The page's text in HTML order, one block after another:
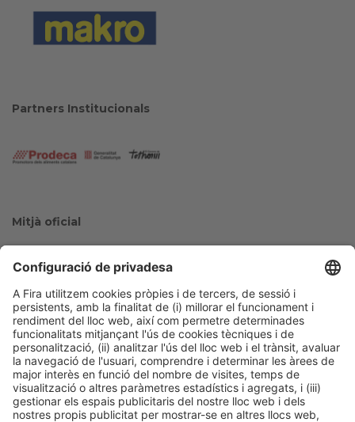
Partners Institucionals
Mitjà oficial
Col·laboradors